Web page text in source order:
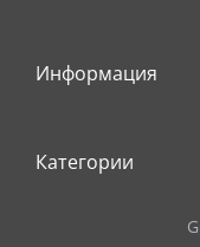
Информация
Категории